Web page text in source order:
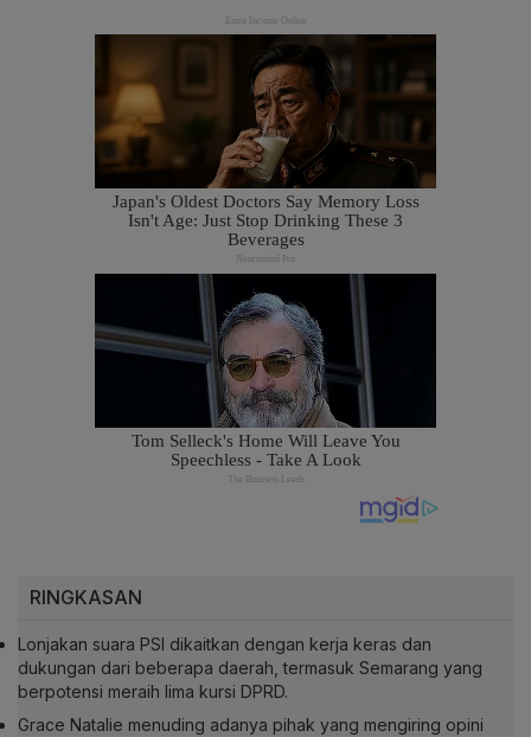
RINGKASAN
Lonjakan suara PSI dikaitkan dengan kerja keras dan
dukungan dari beberapa daerah, termasuk Semarang yang
berpotensi meraih lima kursi DPRD.
Grace Natalie menuding adanya pihak yang mengiring opini